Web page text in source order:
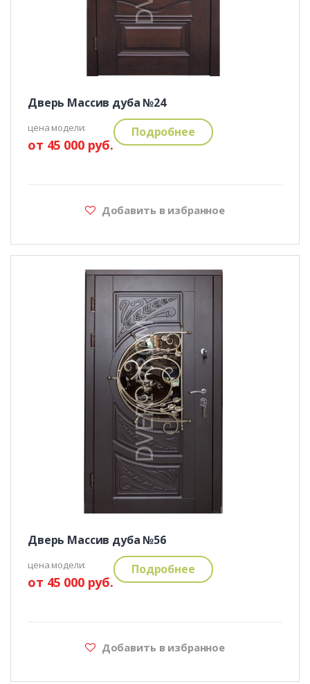
Дверь Массив дуба №24
цена модели:
от 45 000 руб.
Подробнее
Добавить в избранное
Дверь Массив дуба №56
цена модели:
от 45 000 руб.
Подробнее
Добавить в избранное